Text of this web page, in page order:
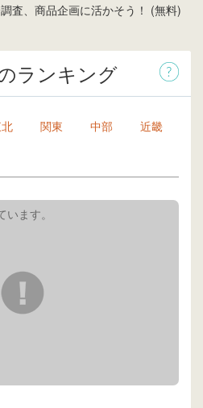
査、商品企画に活かそう！ (無料)
ランキング
関東 中部 近畿